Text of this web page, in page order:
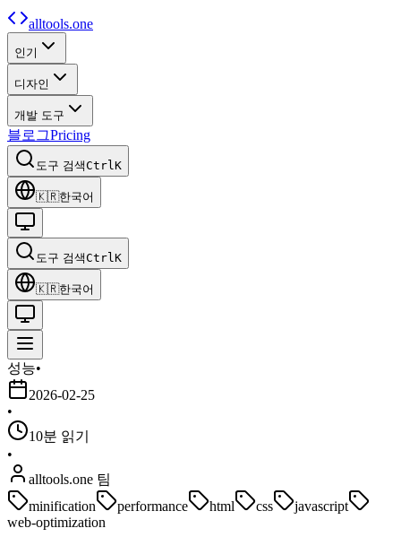
alltools.one
인기
디자인
개발 도구
블로그Pricing
도구 검색CtrlK
🇰🇷한국어
도구 검색CtrlK
🇰🇷한국어
성능•
2026-02-25
•
10분 읽기
•
alltools.one 팀
minification
performance html css
javascript
web-optimization